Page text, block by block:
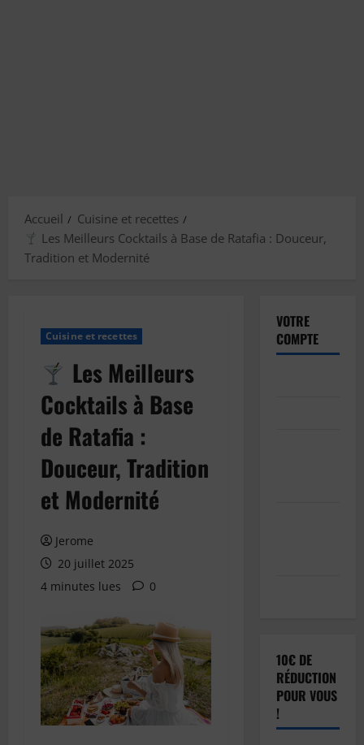
Accueil
Cuisine et recettes
Les Meilleurs Cocktails à Base de Ratafia : Douceur,
Tradition et Modernité
Cuisine et recettes
Les Meilleurs
Cocktails à Base
de Ratafia :
Douceur, Tradition
et Modernité
Jerome
20 juillet 2025
4 minutes lues
0
VOTRE
COMPTE
10€ DE
RÉDUCTION
POUR VOUS
!